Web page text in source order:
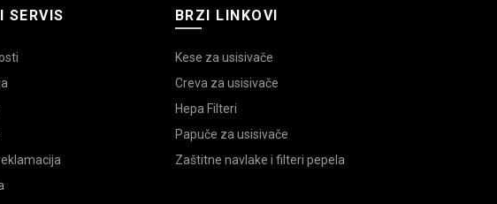
SERVIS BRZI LINKOVI
Kese za usisivače
Creva za usisivače
Hepa Filteri
Papuče za usisivače
Zaštitne navlake i filteri pepela